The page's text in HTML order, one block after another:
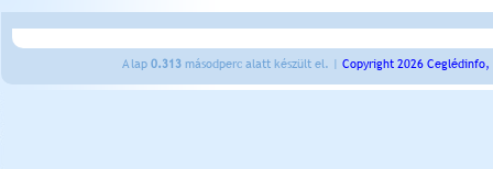
A lap 0.313 másodperc alatt készült el. | Copyright 2026